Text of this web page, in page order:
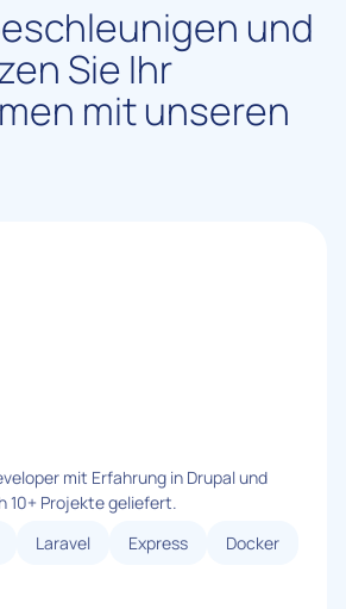
und
Sie Ihr
mit unseren
mit Erfahrung in Drupal und
10+ Projekte geliefert.
Laravel Express
Docker